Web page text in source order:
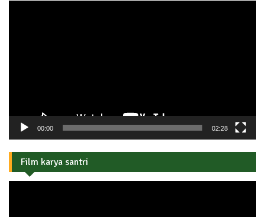
00:00 02:28
Film karya santri